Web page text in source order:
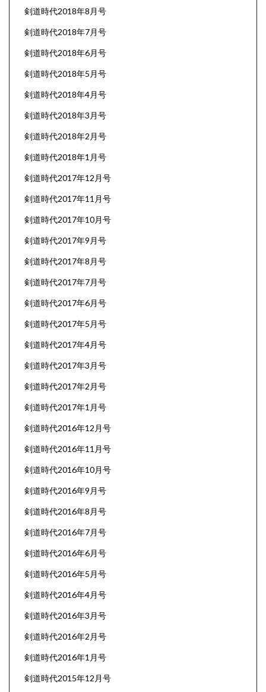
剣道時代2018年8月号
剣道時代2018年7月号
剣道時代2018年6月号
剣道時代2018年5月号
剣道時代2018年4月号
剣道時代2018年3月号
剣道時代2018年2月号
剣道時代2018年1月号
剣道時代2017年12月号
剣道時代2017年11月号
剣道時代2017年10月号
剣道時代2017年9月号
剣道時代2017年8月号
剣道時代2017年7月号
剣道時代2017年6月号
剣道時代2017年5月号
剣道時代2017年4月号
剣道時代2017年3月号
剣道時代2017年2月号
剣道時代2017年1月号
剣道時代2016年12月号
剣道時代2016年11月号
剣道時代2016年10月号
剣道時代2016年9月号
剣道時代2016年8月号
剣道時代2016年7月号
剣道時代2016年6月号
剣道時代2016年5月号
剣道時代2016年4月号
剣道時代2016年3月号
剣道時代2016年2月号
剣道時代2016年1月号
剣道時代2015年12月号